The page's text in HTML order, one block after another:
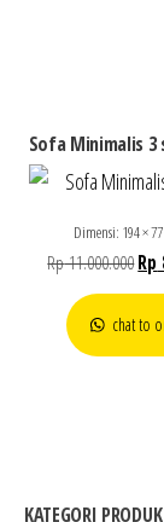
Sofa Minimalis 3
Dimensi: 194 ×
Rp11.000.000Rp
chat to
KATEGORI PRODUK